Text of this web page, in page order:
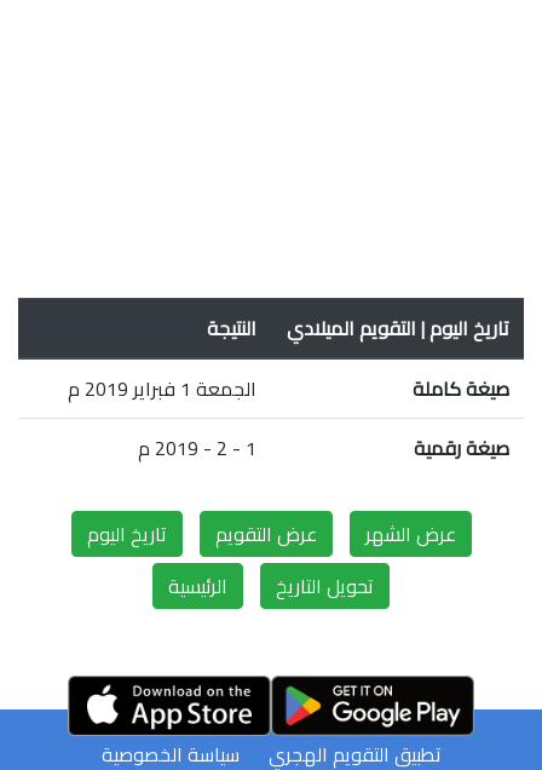
تاريخ اليوم | التقويم الميلادي
النتيجة
صيغة كاملة
الجمعة 1 فبراير 2019 م
صيغة رقمية
1 - 2 - 2019 م
عرض الشهر عرض التقويم
تاريخ اليوم
تحويل التاريخ
الرئيسية
سياسة الخصوصية تطبيق التقويم الهجري